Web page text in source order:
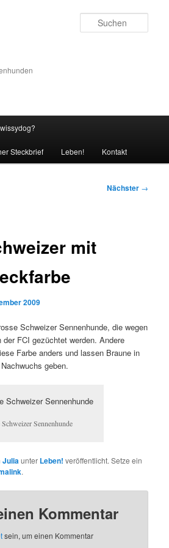
Steckbrief Leben! Kontakt
Nächster →
mit
2009
Schweizer Sennenhunde, die wegen
FCI gezüchtet werden. Andere
Farbe anders und lassen Braune in
geben.
Sennenhunde
Juliaunter Leben! veröffentlicht. Setze ein
.
Kommentar
sein, um einen Kommentar